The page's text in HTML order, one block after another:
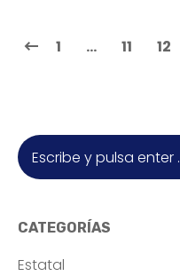
1 … 11 12
Buscar:
CATEGORÍAS
Estatal